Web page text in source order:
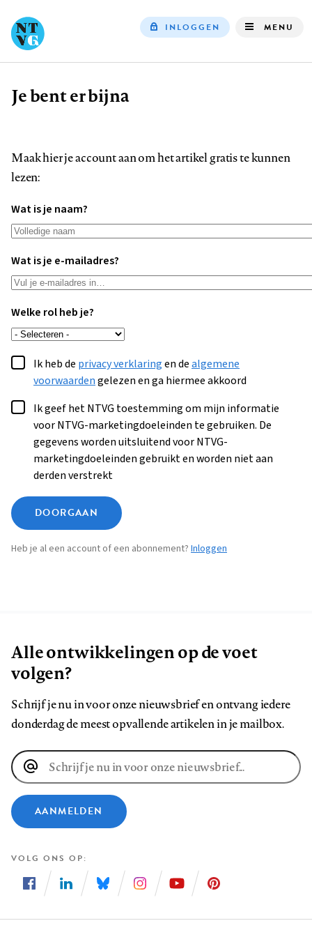
INLOGGEN MENU
Kruimelpad
Je bent er bijna
Maak hier je account aan om het artikel gratis te kunnen
lezen:
Wat is je naam?
Wat is je e-mailadres?
Welke rol heb je?
Ik heb de privacy verklaringen dealgemene
voorwaardengelezen en ga hiermee akkoord
Ik geef het NTVG toestemming om mijn informatie
voor NTVG-marketingdoeleinden te gebruiken. De
gegevens worden uitsluitend voor NTVG-
marketingdoeleinden gebruikt en worden niet aan
derden verstrekt
DOORGAAN
Heb je al een account of een abonnement? Inloggen
Alle ontwikkelingen op de voet
volgen?
Schrijf je nu in voor onze nieuwsbrief en ontvang iedere
donderdag de meest opvallende artikelen in je mailbox.
E-
mailadres
AANMELDEN
VOLG ONS OP
ons
ons
ons
ons
ons
ons